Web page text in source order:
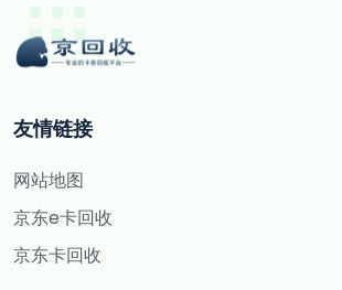
友情链接
网站地图
京东e卡回收
京东卡回收